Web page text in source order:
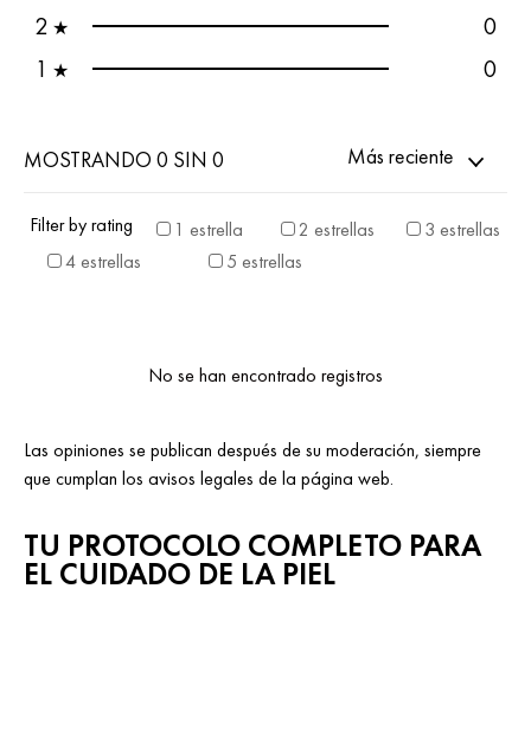
2 ★
0
1 ★ 0
MOSTRANDO 0 SIN 0 Más reciente
Filter by rating 1 estrella 2 estrellas
3 estrellas
4 estrellas
5 estrellas
No se han encontrado registros
Las opiniones se publican después de su moderación, siempre
que cumplan los avisos legales de la página web.
TU PROTOCOLO COMPLETO PARA
EL CUIDADO DE LA PIEL